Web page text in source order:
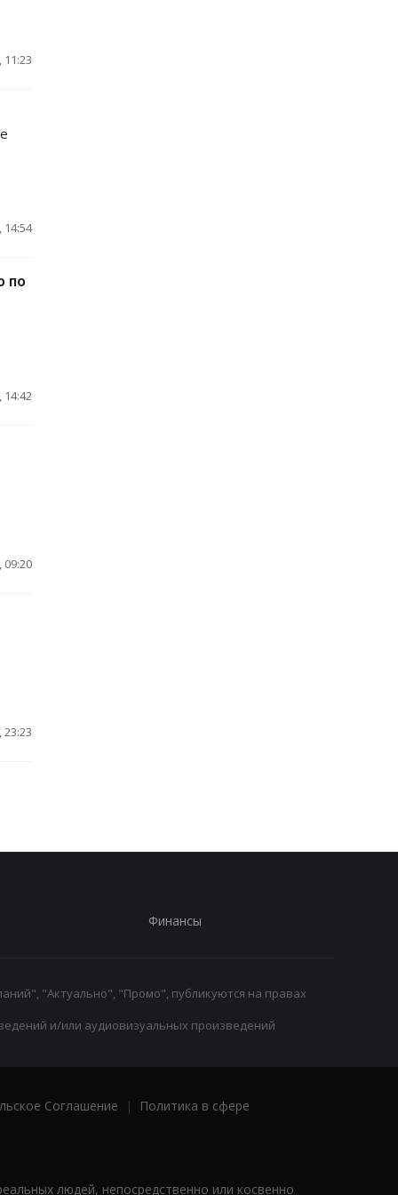
11:23
14:54
по
14:42
09:20
23:23
Финансы
"Актуально", "Промо", публикуются на правах
и/или аудиовизуальных произведений
Соглашение |
Политика в сфере
людей, непосредственно или косвенно